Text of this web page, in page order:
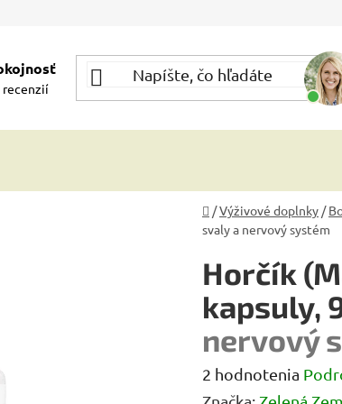
recenzií
Domov
/Výživové doplnky /
svaly a nervový systém
Horčík
kapsuly,
nervový
Priemerné
hodnotenie
2 hodnotenia